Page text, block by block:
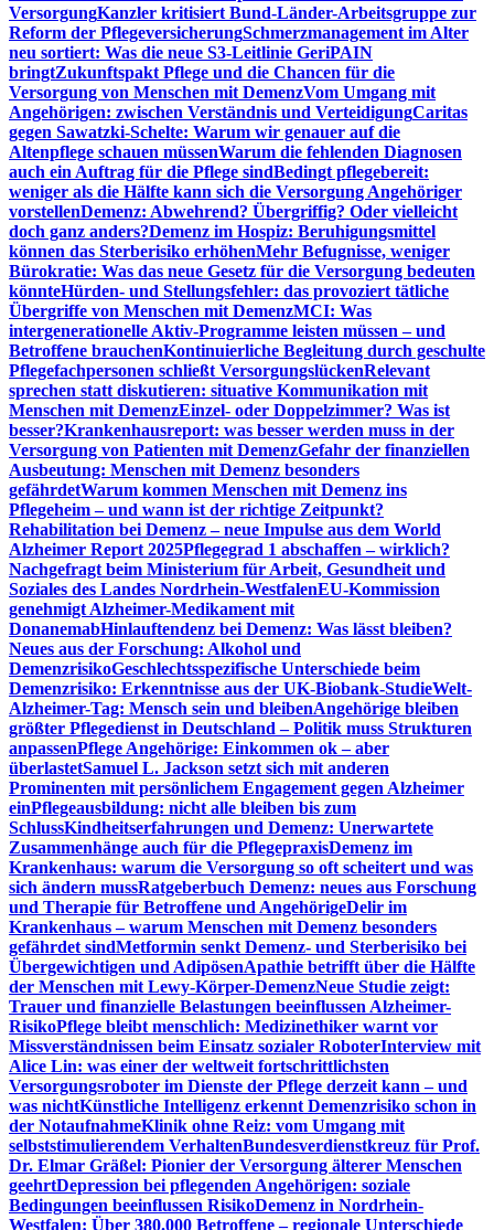
VersorgungKanzler kritisiert Bund-Länder-Arbeitsgruppe zur
Reform der PflegeversicherungSchmerzmanagement im Alter
neu sortiert: Was die neue S3-Leitlinie GeriPAIN
bringtZukunftspakt Pflege und die Chancen für die
Versorgung von Menschen mit DemenzVom Umgang mit
Angehörigen: zwischen Verständnis und VerteidigungCaritas
gegen Sawatzki-Schelte: Warum wir genauer auf die
Altenpflege schauen müssenWarum die fehlenden Diagnosen
auch ein Auftrag für die Pflege sindBedingt pflegebereit:
weniger als die Hälfte kann sich die Versorgung Angehöriger
vorstellenDemenz: Abwehrend? Übergriffig? Oder vielleicht
doch ganz anders?Demenz im Hospiz: Beruhigungsmittel
können das Sterberisiko erhöhenMehr Befugnisse, weniger
Bürokratie: Was das neue Gesetz für die Versorgung bedeuten
könnteHürden- und Stellungsfehler: das provoziert tätliche
Übergriffe von Menschen mit DemenzMCI: Was
intergenerationelle Aktiv-Programme leisten müssen – und
Betroffene brauchenKontinuierliche Begleitung durch geschulte
Pflegefachpersonen schließt VersorgungslückenRelevant
sprechen statt diskutieren: situative Kommunikation mit
Menschen mit DemenzEinzel- oder Doppelzimmer? Was ist
besser?Krankenhausreport: was besser werden muss in der
Versorgung von Patienten mit DemenzGefahr der finanziellen
Ausbeutung: Menschen mit Demenz besonders
gefährdetWarum kommen Menschen mit Demenz ins
Pflegeheim – und wann ist der richtige Zeitpunkt?
Rehabilitation bei Demenz – neue Impulse aus dem World
Alzheimer Report 2025Pflegegrad 1 abschaffen – wirklich?
Nachgefragt beim Ministerium für Arbeit, Gesundheit und
Soziales des Landes Nordrhein-WestfalenEU-Kommission
genehmigt Alzheimer-Medikament mit
DonanemabHinlauftendenz bei Demenz: Was lässt bleiben?
Neues aus der Forschung: Alkohol und
DemenzrisikoGeschlechtsspezifische Unterschiede beim
Demenzrisiko: Erkenntnisse aus der UK-Biobank-StudieWelt-
Alzheimer-Tag: Mensch sein und bleibenAngehörige bleiben
größter Pflegedienst in Deutschland – Politik muss Strukturen
anpassenPflege Angehörige: Einkommen ok – aber
überlastetSamuel L. Jackson setzt sich mit anderen
Prominenten mit persönlichem Engagement gegen Alzheimer
einPflegeausbildung: nicht alle bleiben bis zum
SchlussKindheitserfahrungen und Demenz: Unerwartete
Zusammenhänge auch für die PflegepraxisDemenz im
Krankenhaus: warum die Versorgung so oft scheitert und was
sich ändern mussRatgeberbuch Demenz: neues aus Forschung
und Therapie für Betroffene und AngehörigeDelir im
Krankenhaus – warum Menschen mit Demenz besonders
gefährdet sindMetformin senkt Demenz- und Sterberisiko bei
Übergewichtigen und AdipösenApathie betrifft über die Hälfte
der Menschen mit Lewy-Körper-DemenzNeue Studie zeigt:
Trauer und finanzielle Belastungen beeinflussen Alzheimer-
RisikoPflege bleibt menschlich: Medizinethiker warnt vor
Missverständnissen beim Einsatz sozialer RoboterInterview mit
Alice Lin: was einer der weltweit fortschrittlichsten
Versorgungsroboter im Dienste der Pflege derzeit kann – und
was nichtKünstliche Intelligenz erkennt Demenzrisiko schon in
der NotaufnahmeKlinik ohne Reiz: vom Umgang mit
selbststimulierendem VerhaltenBundesverdienstkreuz für Prof.
Dr. Elmar Gräßel: Pionier der Versorgung älterer Menschen
geehrtDepression bei pflegenden Angehörigen: soziale
Bedingungen beeinflussen RisikoDemenz in Nordrhein-
Westfalen: Über 380.000 Betroffene – regionale Unterschiede